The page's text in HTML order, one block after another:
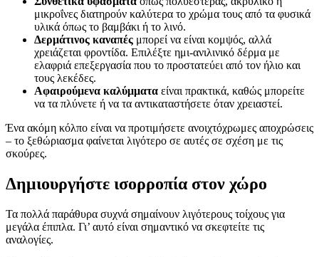
μικροΐνες διατηρούν καλύτερα το χρώμα τους από τα φυσικά
υλικά όπως το βαμβάκι ή το λινό.
Δερμάτινος καναπές μπορεί να είναι κομψός, αλλά
χρειάζεται φροντίδα. Επιλέξτε ημι-ανιλινικό δέρμα με
ελαφριά επεξεργασία που το προστατεύει από τον ήλιο και
τους λεκέδες.
Αφαιρούμενα καλύμματα είναι πρακτικά, καθώς μπορείτε
να τα πλύνετε ή να τα αντικαταστήσετε όταν χρειαστεί.
Ένα ακόμη κόλπο είναι να προτιμήσετε ανοιχτόχρωμες αποχρώσεις
– το ξεθώριασμα φαίνεται λιγότερο σε αυτές σε σχέση με τις
σκούρες.
Δημιουργήστε ισορροπία στον χώρο
Τα πολλά παράθυρα συχνά σημαίνουν λιγότερους τοίχους για
μεγάλα έπιπλα. Γι’ αυτό είναι σημαντικό να σκεφτείτε τις
αναλογίες.